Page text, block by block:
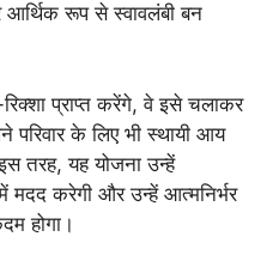
रूप से स्वावलंबी बन
प्राप्त करेंगे, वे इसे चलाकर
के लिए भी स्थायी आय
तरह, यह योजना उन्हें
मदद करेगी और उन्हें आत्मनिर्भर
होगा।